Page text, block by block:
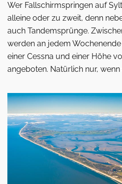
Wer Fallschirmspringen auf
alleine oder zu zweit, denn
auch Tandemsprünge.
werden an jedem
einer Cessna und einer Höhe
angeboten. Natürlich nur,